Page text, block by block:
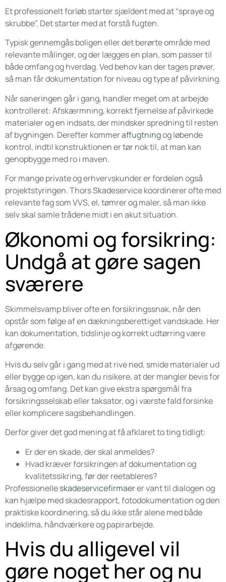
Et professionelt forløb starter sjældent med at “spraye og
skrubbe”. Det starter med at forstå fugten.
Typisk gennemgås boligen eller det berørte område med
relevante målinger, og der lægges en plan, som passer til
både omfang og hverdag. Ved behov kan der tages prøver,
så man får dokumentation for niveau og type af påvirkning.
Når saneringen går i gang, handler meget om at arbejde
kontrolleret: Afskærmning, korrekt fjernelse af påvirkede
materialer og en indsats, der mindsker spredning til resten
af bygningen. Derefter kommeraffugtningog løbende
kontrol, indtil konstruktionen er tør nok til, at man kan
genopbygge med ro i maven.
For mange private og erhvervskunder er fordelen også
projektstyringen. Thors Skadeservice koordinerer ofte med
relevante fag som VVS, el, tømrer og maler, så man ikke
selv skal samle trådene midt i en akut situation.
Økonomi og forsikring:
Undgå at gøre sagen
sværere
Skimmelsvamp bliver ofte en forsikringssnak, når den
opstår som følge af en dækningsberettiget vandskade. Her
kan dokumentation, tidslinje og korrekt udtørring være
afgørende.
Hvis du selv går i gang med at rive ned, smide materialer ud
eller bygge op igen, kan du risikere, at der mangler bevis for
årsag og omfang. Det kan give ekstra spørgsmål fra
forsikringsselskab eller taksator, og i værste fald forsinke
eller komplicere sagsbehandlingen.
Derfor giver det god mening at få afklaret to ting tidligt:
Er der en skade, der skal anmeldes?
Hvad kræver forsikringen af dokumentation og
kvalitetssikring, før der reetableres?
Professionelleskadeservicefirmaerer vant til dialogen og
kan hjælpe med skadesrapport, fotodokumentation og den
praktiske koordinering, så du ikke står alene med både
indeklima, håndværkere og papirarbejde.
Hvis du alligevel vil
gøre noget her og nu